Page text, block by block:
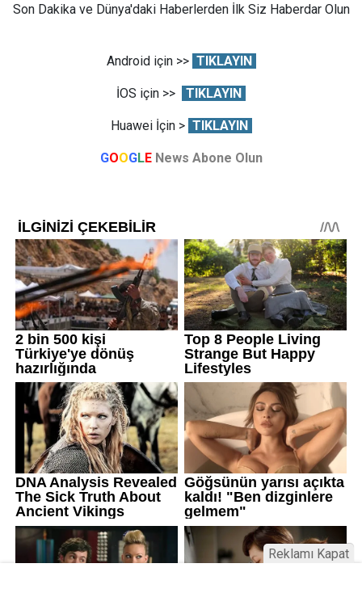
Son Dakika ve Dünya'daki Haberlerden İlk Siz Haberdar Olun
Android için >> TIKLAYIN
İOS için >> TIKLAYIN
Huawei İçin > TIKLAYIN
GOOGLE News Abone Olun
Reklamı Kapat